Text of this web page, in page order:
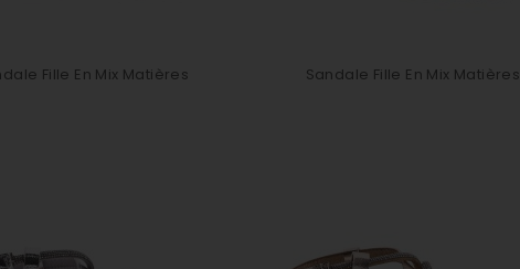
Fille En Mix Matières Sandale Fille En Mix Matières